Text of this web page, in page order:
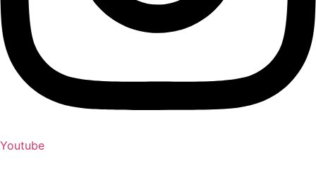
Youtube